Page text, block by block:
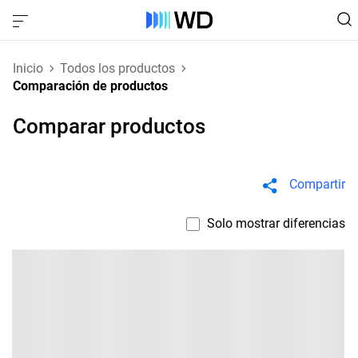
Inicio
Todos los productos
Comparación de productos
Comparar productos
Compartir
Solo mostrar diferencias